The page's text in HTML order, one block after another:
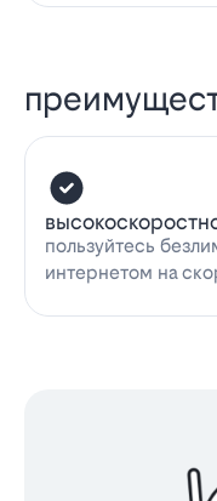
пользуйтесь
интернетом на